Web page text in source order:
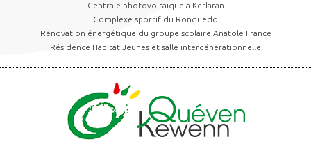
Centrale photovoltaïque à Kerlaran
Complexe sportif du Ronquédo
Rénovation énergétique du groupe scolaire Anatole France
Résidence Habitat Jeunes et salle intergénérationnelle